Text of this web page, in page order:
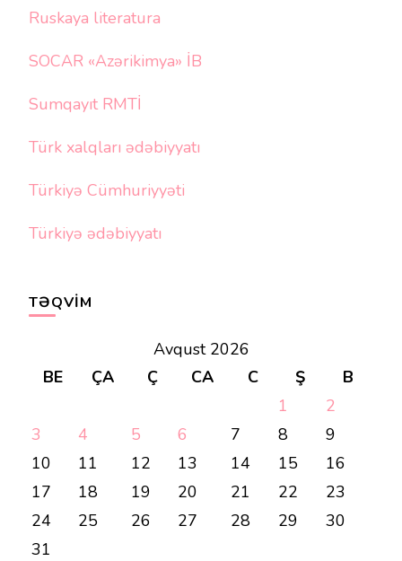
Ruskaya literatura
SOCAR «Azərikimya» İB
Sumqayıt RMTİ
Türk xalqları ədəbiyyatı
Türkiyə Cümhuriyyəti
Türkiyə ədəbiyyatı
TƏQVIM
Avqust 2026
BE
ÇA Ç CA C Ş
B
1
2
3
4 5 6 7 8
9
10
11 12 13 14 15
16
17
18 19 20 21 22
23
24
25 26 27 28 29
30
31